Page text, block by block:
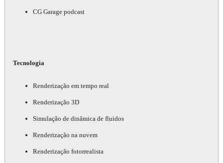
CG Garage podcast
Tecnologia
Renderização em tempo real
Renderização 3D
Simulação de dinâmica de fluidos
Renderização na nuvem
Renderização fotorrealista